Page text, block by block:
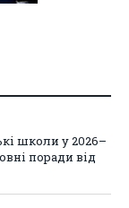
школи у 2026–
поради від